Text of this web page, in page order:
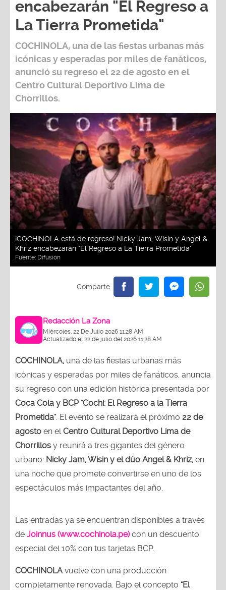
encabezarán "El Regreso a
La Tierra Prometida"
COCHINOLA, una de las fiestas urbanas más
icónicas y esperadas por miles de fanáticos,
anunció su regreso el 22 de agosto en el
Centro Cultural Deportivo Lima de
Chorrillos.
¡COCHINOLA está de regreso! Nicky Jam, Wisin y Angel &
Khriz encabezarán "El Regreso a La Tierra Prometida"
Fuente: Difusión
Redacción La Zona
Miércoles, 22 De Julio 2026 11:28 AM
Actualizado el 22 de julio del 2026 11:28 AM
COCHINOLA, una de las fiestas urbanas más
icónicas y esperadas por miles de fanáticos, anuncia
su regreso con una edición histórica presentada por
Coca Cola y BCP "Cochi: El Regreso a la Tierra
Prometida". El evento se realizará el próximo 22 de
agosto en elCentro Cultural Deportivo Lima de
Chorrillos y reunirá a tres gigantes del género
urbano: Nicky Jam, Wisin y el dúo Angel & Khriz, en
una noche que promete convertirse en uno de los
espectáculos más impactantes del año.
Las entradas ya se encuentran disponibles a través
de Joinnus (www.cochinola.pe)con un descuento
especial del 10% con tus tarjetas BCP.
COCHINOLAvuelve con una producción
completamente renovada. Bajo el concepto "El